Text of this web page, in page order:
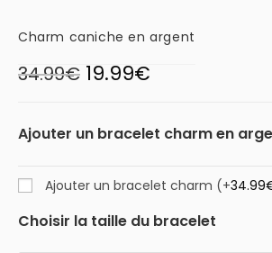
Charm caniche en argent
34.99€ Le
prix
19.99€
Ajouter un bracelet charm en
Ajouter un bracelet charm (+34.99
Choisir la taille du bracelet